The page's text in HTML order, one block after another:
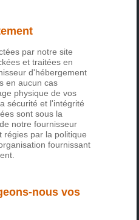
par notre site
et traitées en
d'hébergement
en aucun cas
physique de vos
sécurité et l'intégrité
sont sous la
notre fournisseur
régies par la politique
fournissant
nous vos